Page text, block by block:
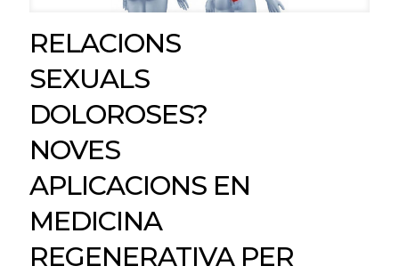
RELACIONS
SEXUALS
DOLOROSES?
NOVES
APLICACIONS EN
MEDICINA
REGENERATIVA PER